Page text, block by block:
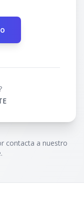
contacta a nuestro